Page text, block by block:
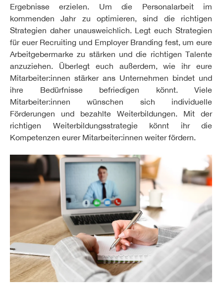
Ergebnisse erzielen. Um die Personalarbeit im
kommenden Jahr zu optimieren, sind die richtigen
Strategien daher unausweichlich. Legt euch Strategien
für euer Recruiting und Employer Branding fest, um eure
Arbeitgebermarke zu stärken und die richtigen Talente
anzuziehen. Überlegt euch außerdem, wie ihr eure
Mitarbeiter:innen stärker ans Unternehmen bindet und
ihre Bedürfnisse befriedigen könnt. Viele
Mitarbeiter:innen wünschen sich individuelle
Förderungen und bezahlte Weiterbildungen. Mit der
richtigen Weiterbildungsstrategie könnt ihr die
Kompetenzen eurer Mitarbeiter:innen weiter fördern.